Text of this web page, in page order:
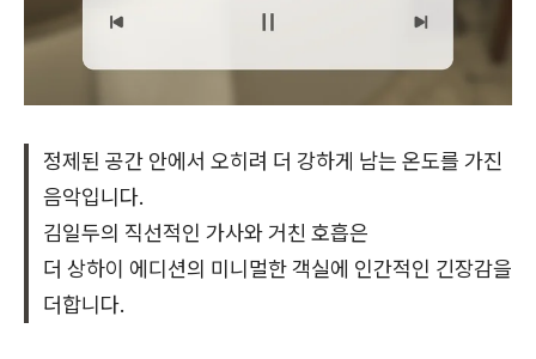
정제된 공간 안에서 오히려 더 강하게 남는 온도를 가진
음악입니다.
김일두의 직선적인 가사와 거친 호흡은
더 상하이 에디션의 미니멀한 객실에 인간적인 긴장감을
더합니다.